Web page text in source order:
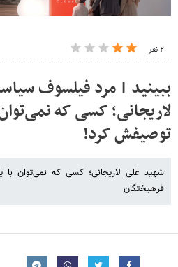
۲ نفر
ببینید | مرد فیلسوف
لاریجانی؛ کسی که
توصیفش کرد!
شهید علی لاریجانی؛ کسی که نمی‌توان
فرهیختگان